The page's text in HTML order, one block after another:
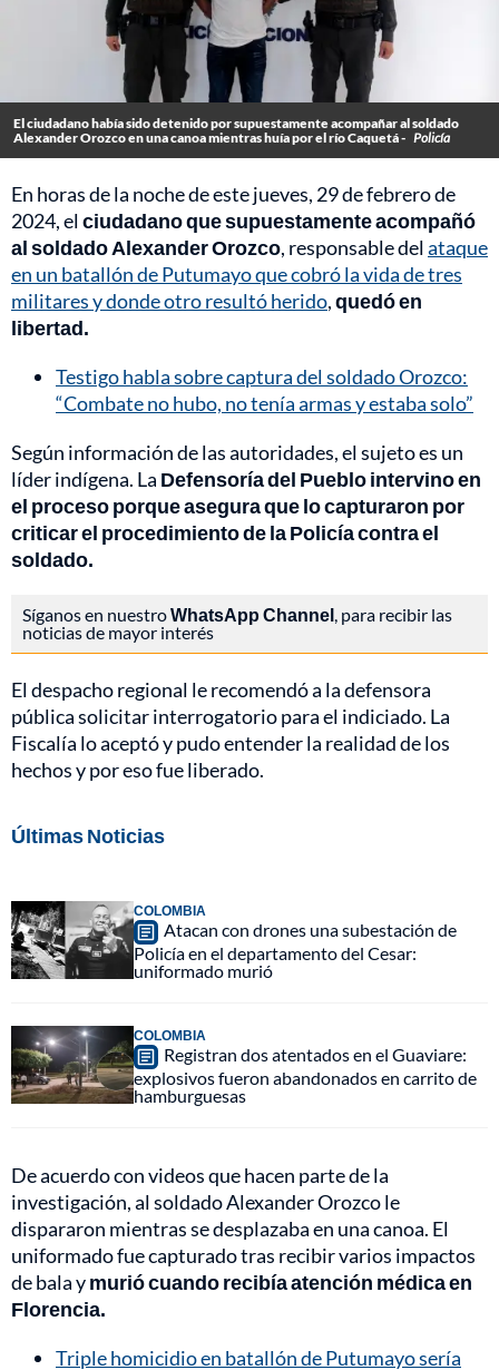
El ciudadano había sido detenido por supuestamente acompañar al soldado
Alexander Orozco en una canoa mientras huía por el río Caquetá - Policía
En horas de la noche de este jueves, 29 de febrero de
2024, elciudadano que supuestamente acompañó
al soldado Alexander Orozco, responsable delataque
en un batallón de Putumayo que cobró la vida de tres
militares y donde otro resultó herido,quedó en
libertad.
Testigo habla sobre captura del soldado Orozco:
“Combate no hubo, no tenía armas y estaba solo”
Según información de las autoridades, el sujeto es un
líder indígena. La Defensoría del Pueblo intervino en
el proceso porque asegura que lo capturaron por
criticar el procedimiento de la Policía contra el
soldado.
Síganos en nuestroWhatsApp Channel, para recibir las
noticias de mayor interés
El despacho regional le recomendó a la defensora
pública solicitar interrogatorio para el indiciado. La
Fiscalía lo aceptó y pudo entender la realidad de los
hechos y por eso fue liberado.
Últimas Noticias
COLOMBIA
Atacan con drones una subestación de
Policía en el departamento del Cesar:
uniformado murió
COLOMBIA
Registran dos atentados en el Guaviare:
explosivos fueron abandonados en carrito de
hamburguesas
De acuerdo con videos que hacen parte de la
investigación, al soldado Alexander Orozco le
dispararon mientras se desplazaba en una canoa. El
uniformado fue capturado tras recibir varios impactos
de bala ymurió cuando recibía atención médica en
Florencia.
Triple homicidio en batallón de Putumayo sería